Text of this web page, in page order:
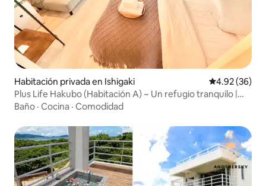
Habitación privada en Ishigaki Calificación
4.92 (36)
Plus Life Hakubo (Habitación A) ~ Un refugio tranquilo |
Con cocina y secadora, experiencias marítimas y
Baño · Cocina · Comodidad